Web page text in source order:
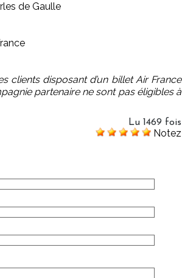
de Gaulle
clients disposant d’un billet Air France
partenaire ne sont pas éligibles à
Lu 1469 fois
Notez